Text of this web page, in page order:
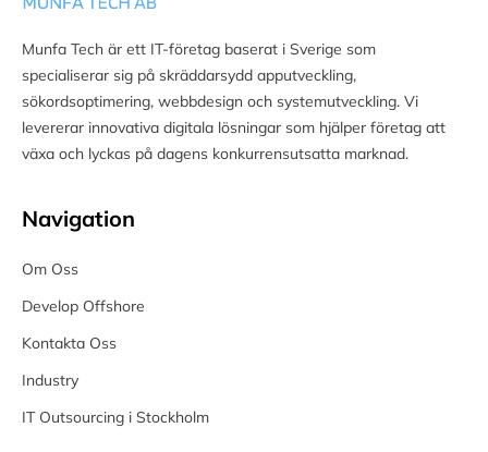
Munfa Tech är ett IT-företag baserat i Sverige som
specialiserar sig på skräddarsydd apputveckling,
sökordsoptimering, webbdesign och systemutveckling. Vi
levererar innovativa digitala lösningar som hjälper företag att
växa och lyckas på dagens konkurrensutsatta marknad.
Navigation
Om Oss
Develop Offshore
Kontakta Oss
Industry
IT Outsourcing i Stockholm